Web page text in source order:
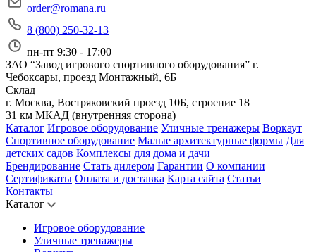
order@romana.ru
8 (800) 250-32-13
пн-пт 9:30 - 17:00
ЗАО “Завод игрового спортивного оборудования” г.
Чебоксары, проезд Монтажный, 6Б
Склад
г. Москва, Востряковский проезд 10Б, строение 18
31 км МКАД (внутренняя сторона)
Каталог Игровое оборудование Уличные тренажеры Воркаут
Спортивное оборудование Малые архитектурные формы Для
детских садов Комплексы для дома и дачи
Брендирование Стать дилером Гарантии О компании
Сертификаты Оплата и доставка Карта сайта Статьи
Контакты
Каталог
Игровое оборудование
Уличные тренажеры